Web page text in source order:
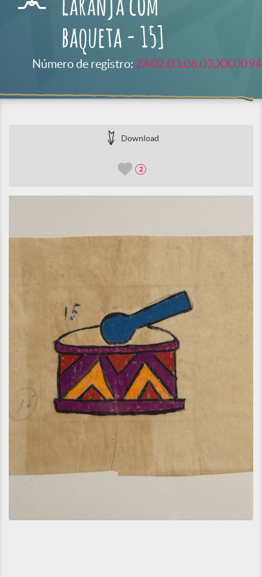
laranja com
baqueta - 15]
Número de registro: ZA02.03.06.03.XX.0094
Download
2